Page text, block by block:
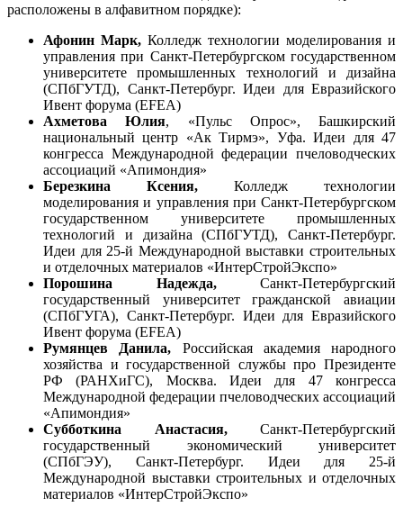
расположены в алфавитном порядке):
Афонин Марк, Колледж технологии моделирования и
управления при Санкт-Петербургском государственном
университете промышленных технологий и дизайна
(СПбГУТД), Санкт-Петербург. Идеи для Евразийского
Ивент форума (EFEA)
Ахметова Юлия, «Пульс Опрос», Башкирский
национальный центр «Ак Тирмэ», Уфа. Идеи для 47
конгресса Международной федерации пчеловодческих
ассоциаций «Апимондия»
Березкина Ксения, Колледж технологии
моделирования и управления при Санкт-Петербургском
государственном университете промышленных
технологий и дизайна (СПбГУТД), Санкт-Петербург.
Идеи для 25-й Международной выставки строительных
и отделочных материалов «ИнтерСтройЭкспо»
Порошина Надежда, Санкт-Петербургский
государственный университет гражданской авиации
(СПбГУГА), Санкт-Петербург. Идеи для Евразийского
Ивент форума (EFEA)
Румянцев Данила, Российская академия народного
хозяйства и государственной службы про Президенте
РФ (РАНХиГС), Москва. Идеи для 47 конгресса
Международной федерации пчеловодческих ассоциаций
«Апимондия»
Субботкина Анастасия, Санкт-Петербургский
государственный экономический университет
(СПбГЭУ), Санкт-Петербург. Идеи для 25-й
Международной выставки строительных и отделочных
материалов «ИнтерСтройЭкспо»